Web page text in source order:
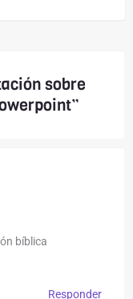
sobre
bíblica
Responder